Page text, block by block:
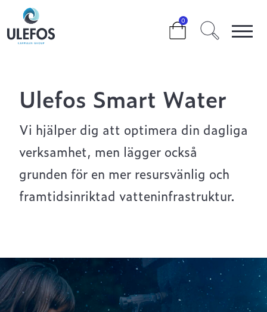
0
> ULEFOS SMART WATER
Ulefos Smart Water
Vi hjälper dig att optimera din dagliga
verksamhet, men lägger också
grunden för en mer resursvänlig och
framtidsinriktad vatteninfrastruktur.